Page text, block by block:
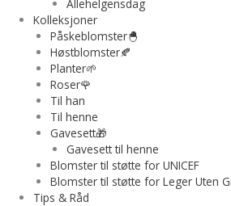
Allehelgensdag
Kolleksjoner
Påskeblomster🐣
Høstblomster🍂
Planter🌱
Roser🌹
Til han
Til henne
Gavesett🎁
Gavesett til henne
Blomster til støtte for UNICEF
Blomster til støtte for Leger Uten
Tips & Råd